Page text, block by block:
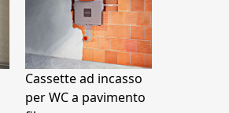
Cassette ad incasso
per WC a pavimento